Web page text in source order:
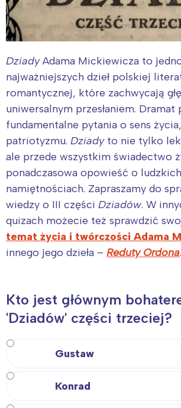
DziadyAdama Mickiewicza to
najważniejszych dzieł polskiej
romantycznej, które zachwycają
uniwersalnym przesłaniem. Dramat
fundamentalne pytania o sens
patriotyzmu. Dziadyto nie tylko
ale przede wszystkim świadectwo
ponadczasowa opowieść o ludzkich
namiętnościach. Zapraszamy do
wiedzy o III części Dziadów. W
quizach możecie też sprawdzić
temat życia i twórczości Adama
innego jego dzieła – Reduty Ordona.
Kto jest głównym
'Dziadów' części trzeciej?
Gustaw
Konrad